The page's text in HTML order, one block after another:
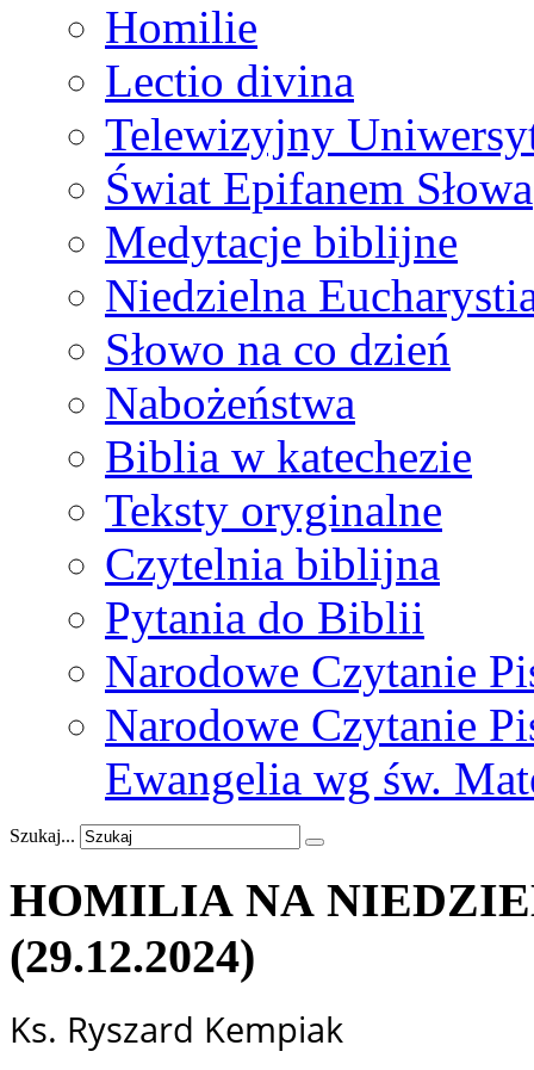
Homilie
Lectio divina
Telewizyjny
Świat Epifanem Słowa
Medytacje biblijne
Niedzielna
Słowo na co dzień
Nabożeństwa
Biblia w katechezie
Teksty oryginalne
Czytelnia biblijna
Pytania do Biblii
Narodowe Czytanie
Narodowe Czytanie
Ewangelia wg św.
Szukaj...
HOMILIA NA
(29.12.2024)
Ks. Ryszard Kempiak